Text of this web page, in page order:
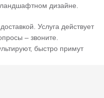
дизайне.
Услуга действует
– звоните.
быстро примут